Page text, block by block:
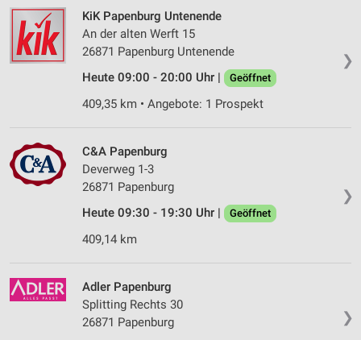
❯
KiK Papenburg Untenende
An der alten Werft 15
26871 Papenburg Untenende
Heute 09:00 - 20:00 Uhr |
Geöffnet
409,35 km • Angebote: 1 Prospekt
❯
C&A Papenburg
Deverweg 1-3
26871 Papenburg
Heute 09:30 - 19:30 Uhr |
Geöffnet
409,14 km
❯
Adler Papenburg
Splitting Rechts 30
26871 Papenburg